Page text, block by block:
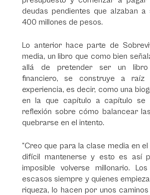
deudas pendientes que alzaban a
400 millones de pesos.
Lo anterior hace parte de
media, un libro que como bien
allá de pretender ser un libro
financiero, se construye a
experiencia, es decir, como una
en la que capítulo a capítulo se
reflexión sobre cómo balancear
quebrarse en el intento.
“Creo que para la clase media en el
difícil mantenerse y esto es así
imposible volverse millonario.
escasos siempre y quienes
riqueza, lo hacen por unos